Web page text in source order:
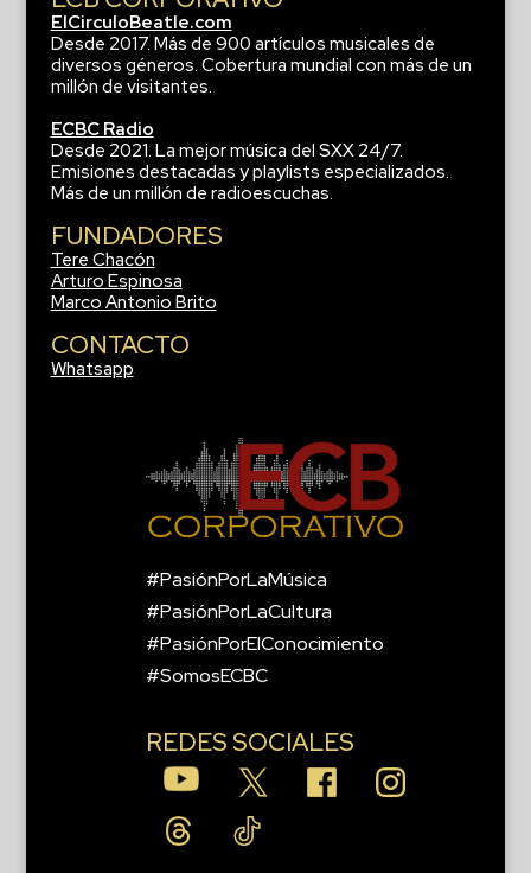
ElCirculoBeatle.com
Desde 2017. Más de 900 artículos musicales de
diversos géneros. Cobertura mundial con más de un
millón de visitantes.
ECBC Radio
Desde 2021. La mejor música del SXX 24/7.
Emisiones destacadas y playlists especializados.
Más de un millón de radioescuchas.
FUNDADORES
Tere Chacón
Arturo Espinosa
Marco Antonio Brito
CONTACTO
Whatsapp
#PasiónPorLaMúsica
#PasiónPorLaCultura
#PasiónPorElConocimiento
#SomosECBC
REDES SOCIALES